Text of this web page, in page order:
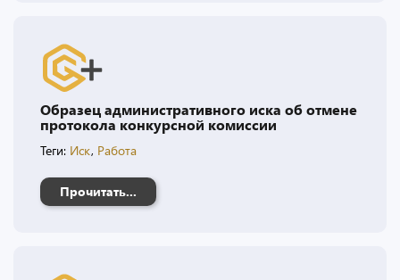
Образец административного иска об отмене
протокола конкурсной комиссии
Теги: Иск, Работа
Прочитать...